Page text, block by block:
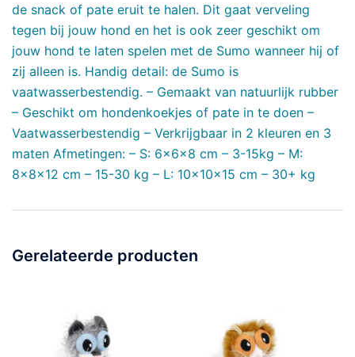
de snack of pate eruit te halen. Dit gaat verveling
tegen bij jouw hond en het is ook zeer geschikt om
jouw hond te laten spelen met de Sumo wanneer hij of
zij alleen is. Handig detail: de Sumo is
vaatwasserbestendig. – Gemaakt van natuurlijk rubber
– Geschikt om hondenkoekjes of pate in te doen –
Vaatwasserbestendig – Verkrijgbaar in 2 kleuren en 3
maten Afmetingen: – S: 6x6x8 cm – 3-15kg – M:
8x8x12 cm – 15-30 kg – L: 10x10x15 cm – 30+ kg
Gerelateerde producten